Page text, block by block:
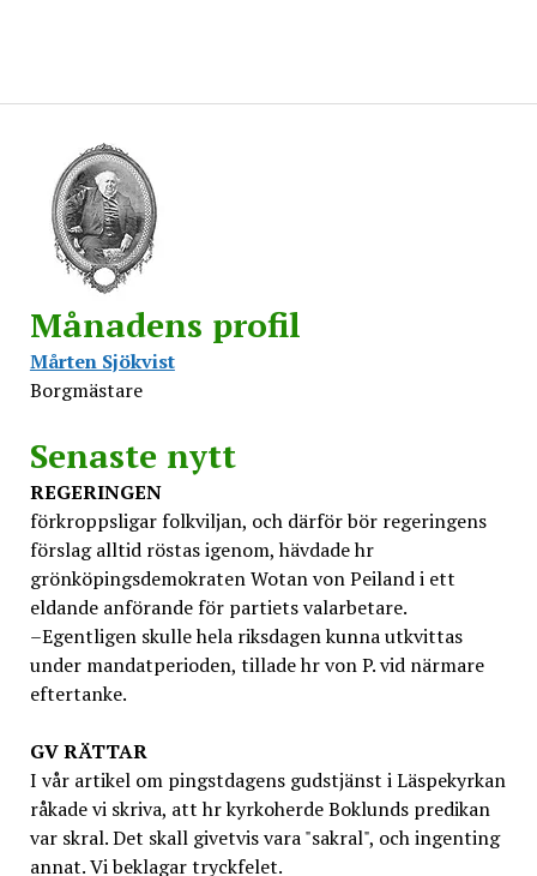
Månadens profil
Mårten Sjökvist
Borgmästare
Senaste nytt
REGERINGEN
förkroppsligar folkviljan, och därför bör regeringens
förslag alltid röstas igenom, hävdade hr
grönköpingsdemokraten Wotan von Peiland i ett
eldande anförande för partiets valarbetare.
–Egentligen skulle hela riksdagen kunna utkvittas
under mandatperioden, tillade hr von P. vid närmare
eftertanke.
GVRÄTTAR
I vår artikel om pingstdagens gudstjänst i Läspekyrkan
råkade vi skriva, att hr kyrkoherde Boklunds predikan
var skral. Det skall givetvis vara "sakral", och ingenting
annat. Vi beklagar tryckfelet.